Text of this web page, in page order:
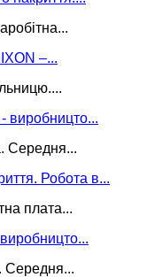
–...
виробницто...
Середня...
Робота в...
плата...
Середня...